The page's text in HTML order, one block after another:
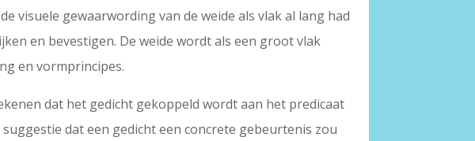
visuele gewaarwording van de weide als vlak al lang had
en bevestigen. De weide wordt als een groot vlak
en vormprincipes.
dat het gedicht gekoppeld wordt aan het predicaat
dat een gedicht een concrete gebeurtenis zou